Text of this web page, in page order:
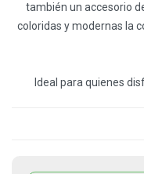
también un accesorio
coloridas y modernas la
Ideal para quienes